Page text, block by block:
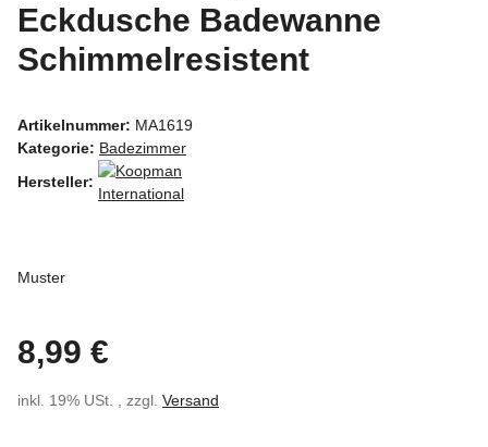
Eckdusche Badewanne
Schimmelresistent
Artikelnummer: MA1619
Kategorie: Badezimmer
Hersteller:
Muster
8,99 €
inkl. 19% USt. , zzgl. Versand